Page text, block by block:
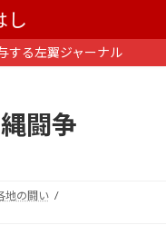
する左翼ジャーナル
闘争
地の闘い